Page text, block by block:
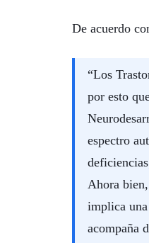
De acuerdo
“Los
por esto
espectro
Ahora
implica
acompaña